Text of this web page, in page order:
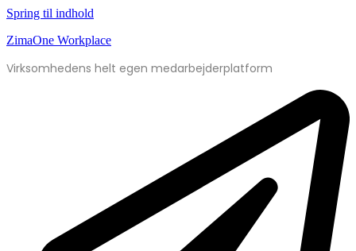
Spring til indhold
ZimaOne Workplace
Virksomhedens helt egen medarbejderplatform